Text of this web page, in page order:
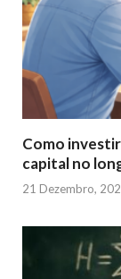
Como
capital no
21 Dezembro,